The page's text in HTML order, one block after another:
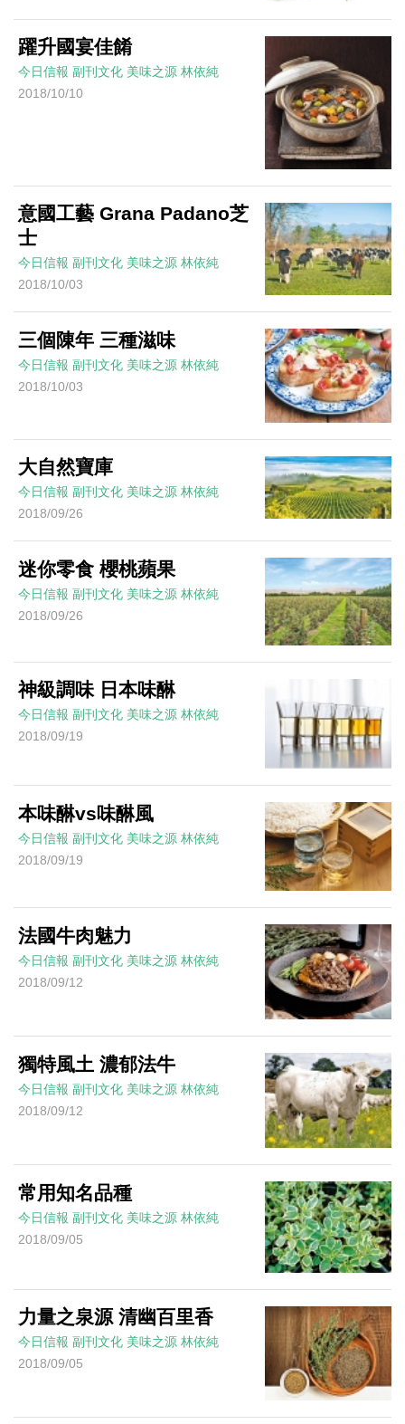
躍升國宴佳餚
今日信報 副刊文化 美味之源 林依純
2018/10/10
意國工藝 Grana Padano芝
士
今日信報 副刊文化 美味之源 林依純
2018/10/03
三個陳年 三種滋味
今日信報 副刊文化 美味之源 林依純
2018/10/03
大自然寶庫
今日信報 副刊文化 美味之源 林依純
2018/09/26
迷你零食 櫻桃蘋果
今日信報 副刊文化 美味之源 林依純
2018/09/26
神級調味 日本味醂
今日信報 副刊文化 美味之源 林依純
2018/09/19
本味醂vs味醂風
今日信報 副刊文化 美味之源 林依純
2018/09/19
法國牛肉魅力
今日信報 副刊文化 美味之源 林依純
2018/09/12
獨特風土 濃郁法牛
今日信報 副刊文化 美味之源 林依純
2018/09/12
常用知名品種
今日信報 副刊文化 美味之源 林依純
2018/09/05
力量之泉源 清幽百里香
今日信報 副刊文化 美味之源 林依純
2018/09/05